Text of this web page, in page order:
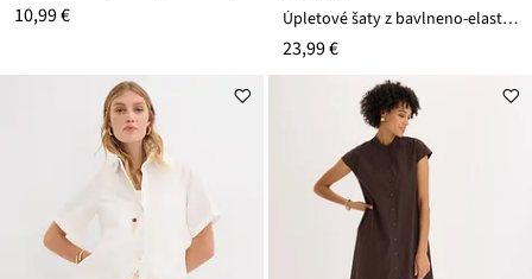
10,99 € Úpletové šaty z bavlneno-elasthanového mixu
23,99 €